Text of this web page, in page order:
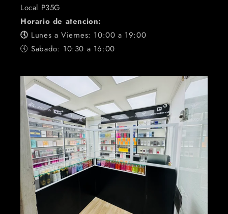
Local P35G
Horario de atencion:
🕔 Lunes a Viernes: 10:00 a 19:00
🕔 Sabado: 10:30 a 16:00